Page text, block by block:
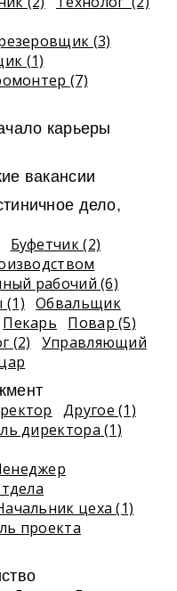
(3)
(1)
(7)
карьеры
вакансии
дело,
Буфетчик (2)
рабочий (6)
(1) Обвальщик
Пекарь
Повар (5)
(2)
Управляющий
Другое (1)
директора (1)
цеха (1)
проекта